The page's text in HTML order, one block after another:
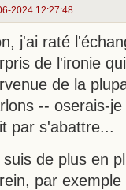
2024 12:27:48
j'ai raté
de l'ironie
de la
-- oserais-
par s'abattre...
suis de plus en
par exemple